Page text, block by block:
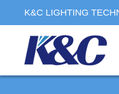
K&C LIGHTING